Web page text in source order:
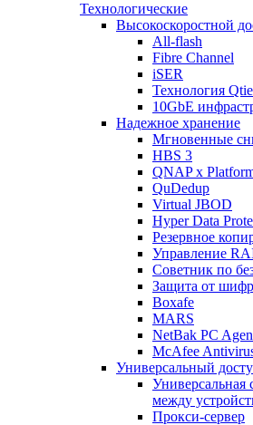
Технологические
Высокоскоростной
All-flash
Fibre Channel
iSER
Технология
10GbE
Надежное хранение
Мгновенные
HBS 3
QNAP x
QuDedup
Virtual JBOD
Hyper Data
Резервное
Управление
Советник по
Защита от
Boxafe
MARS
NetBak PC
McAfee
Универсальный
Универсальная
между
Прокси-сервер